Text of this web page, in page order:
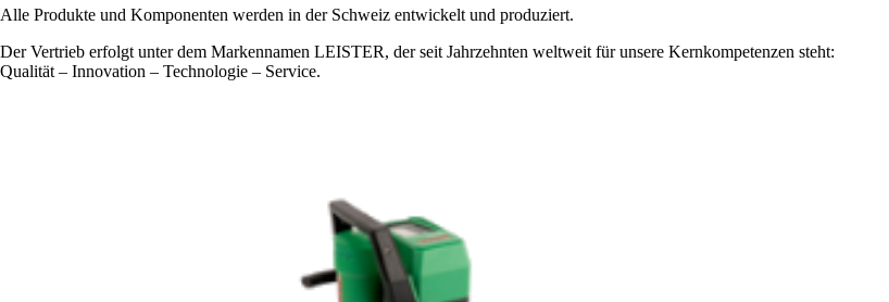
Alle Produkte und Komponenten werden in der Schweiz entwickelt und produziert.
Der Vertrieb erfolgt unter dem Markennamen LEISTER, der seit Jahrzehnten weltweit für unsere Kernkompetenzen steht:
Qualität – Innovation – Technologie – Service.